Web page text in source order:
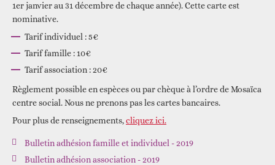
1er janvier au 31 décembre de chaque année). Cette carte est
nominative.
Tarif individuel : 5€
Tarif famille : 10€
Tarif association : 20€
Règlement possible en espèces ou par chèque à l’ordre de Mosaïca
centre social. Nous ne prenons pas les cartes bancaires.
Pour plus de renseignements,cliquez ici.
Bulletin adhésion famille et individuel - 2019
Bulletin adhésion association - 2019